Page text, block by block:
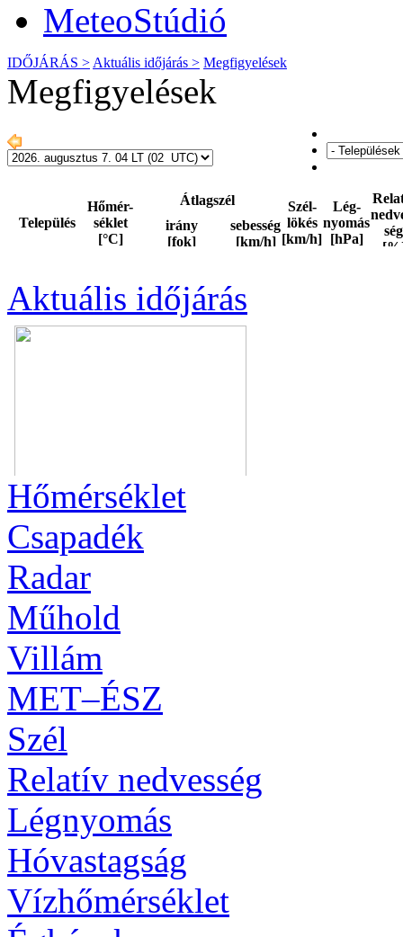
MeteoStúdió
IDŐJÁRÁS > Aktuális időjárás > Megfigyelések
Megfigyelések
Aktuális időjárás
Hőmérséklet
Csapadék
Radar
Műhold
Villám
MET–ÉSZ
Szél
Relatív nedvesség
Légnyomás
Hóvastagság
Vízhőmérséklet